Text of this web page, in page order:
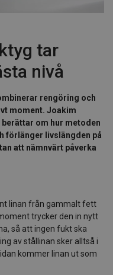
tar
nivå
rengöring och
moment. Joakim
berättar om hur metoden
förlänger livslängden på
att nämnvärt påverka
linan från gammalt fett
trycker den in nytt
så att ingen fukt ska
av stållinan sker alltså i
kommer linan ut som